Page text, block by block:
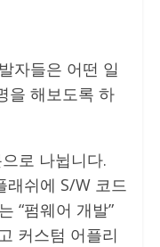
자들은 어떤 일
을 해보도록 하
로 나뉩니다.
래쉬에 S/W 코드
“펌웨어 개발”
커스텀 어플리